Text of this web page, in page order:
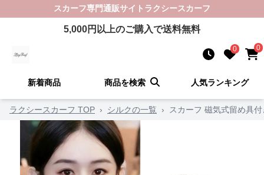
スカーフ専門通販サイト ラクシースカーフ
5,000円以上のご購入で送料無料
0 0
新着商品 商品を検索 人気ランキング
ラクシースカーフ TOP › シルクの一覧 › スカーフ 磁気式留め具